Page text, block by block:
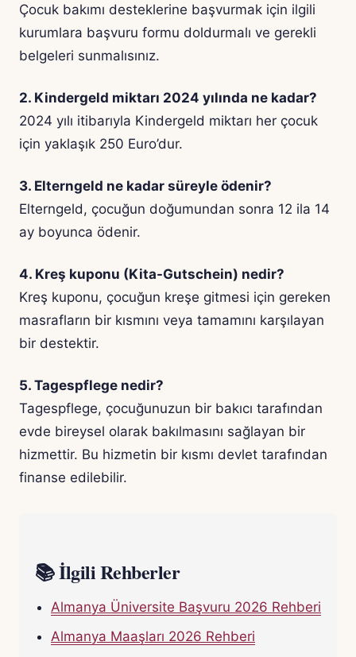
Çocuk bakımı desteklerine başvurmak için ilgili
kurumlara başvuru formu doldurmalı ve gerekli
belgeleri sunmalısınız.
2. Kindergeld miktarı 2024 yılında ne kadar?
2024 yılı itibarıyla Kindergeld miktarı her çocuk
için yaklaşık 250 Euro’dur.
3. Elterngeld ne kadar süreyle ödenir?
Elterngeld, çocuğun doğumundan sonra 12 ila 14
ay boyunca ödenir.
4. Kreş kuponu (Kita-Gutschein) nedir?
Kreş kuponu, çocuğun kreşe gitmesi için gereken
masrafların bir kısmını veya tamamını karşılayan
bir destektir.
5. Tagespflege nedir?
Tagespflege, çocuğunuzun bir bakıcı tarafından
evde bireysel olarak bakılmasını sağlayan bir
hizmettir. Bu hizmetin bir kısmı devlet tarafından
finanse edilebilir.
📚 İlgili Rehberler
Almanya Üniversite Başvuru 2026 Rehberi
Almanya Maaşları 2026 Rehberi